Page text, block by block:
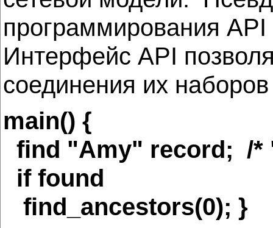
программирования
Интерфейс API
соединения их
main() {
find "Amy" record; /*
if found
find_ancestors(0); }